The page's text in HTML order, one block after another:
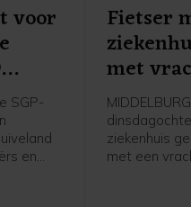
voor
SGP-
en
Fietser
met
ziekenhuis
met een